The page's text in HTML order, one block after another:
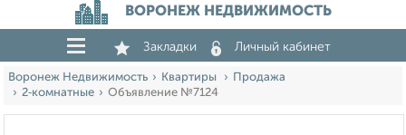
ВОРОНЕЖ НЕДВИЖИМОСТЬ
Закладки Личный кабинет
Воронеж Недвижимость Квартиры
Продажа
2‑комнатные
Объявление №7124